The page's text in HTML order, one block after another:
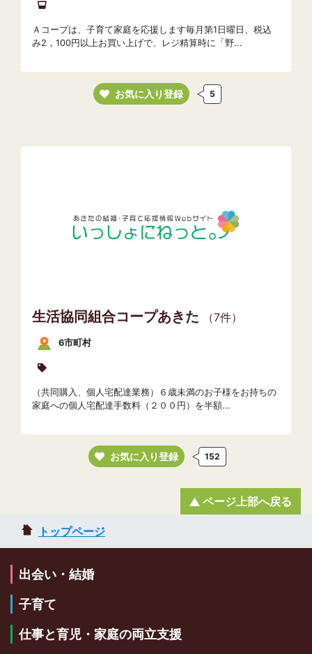
Ａコープは、子育て家庭を応援します毎月第1日曜日、税込
み2，100円以上お買い上げで、レジ精算時に「野...
お気に入り登録 5
生活協同組合コープあきた （7件）
6市町村
（共同購入、個人宅配達業務）６歳未満のお子様をお持ちの
家庭への個人宅配達手数料（２００円）を半額...
お気に入り登録 152
トップページ
ページ上部へ戻る
出会い・結婚
子育て
仕事と育児・家庭の両立支援